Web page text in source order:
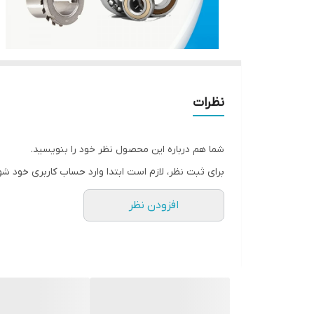
نظرات
شما هم درباره این محصول نظر خود را بنویسید.
برای ثبت نظر، لازم است ابتدا وارد حساب کاربری خود
افزودن نظر